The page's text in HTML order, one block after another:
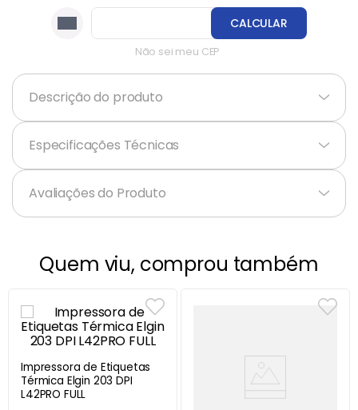
Não sei meu CEP
CALCULAR
Descrição do produto +
Especificações Técnicas +
Avaliações do Produto
Quem viu, comprou também
Impressora de Etiquetas
Térmica Elgin 203 DPI
L42PRO FULL